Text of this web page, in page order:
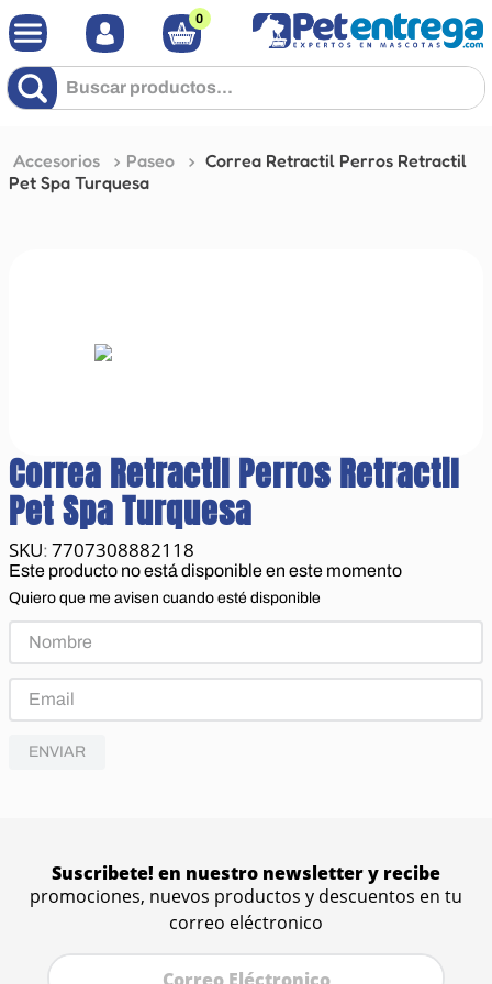
0
Buscar productos...
Accesorios Paseo
Correa Retractil Perros Retractil
Pet Spa Turquesa
Correa Retractil Perros Retractil
Pet Spa Turquesa
: 7707308882118
Este producto no está disponible en este momento
Quiero que me avisen cuando esté disponible
ENVIAR
Suscribete! en nuestro newsletter y recibe
promociones, nuevos productos y descuentos en tu
correo eléctronico